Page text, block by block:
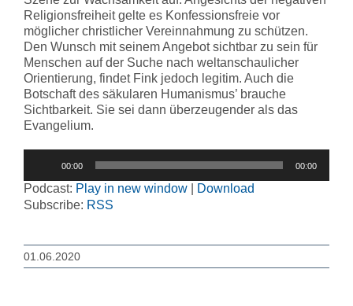
Religionsfreiheit gelte es Konfessionsfreie vor
möglicher christlicher Vereinnahmung zu schützen.
Den Wunsch mit seinem Angebot sichtbar zu sein für
Menschen auf der Suche nach weltanschaulicher
Orientierung, findet Fink jedoch legitim. Auch die
Botschaft des säkularen Humanismus’ brauche
Sichtbarkeit. Sie sei dann überzeugender als das
Evangelium.
00:00 00:00
Podcast: Play in new window
Download
Subscribe: RSS
01.06.2020